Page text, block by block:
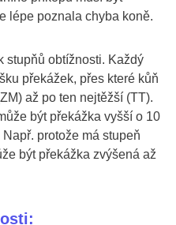
lépe poznala chyba koně.
stupňů obtížnosti. Každý
překážek, přes které kůň
až po ten nejtěžší (TT).
být překážka vyšší o 10
protože má stupeň
být překážka zvýšená až